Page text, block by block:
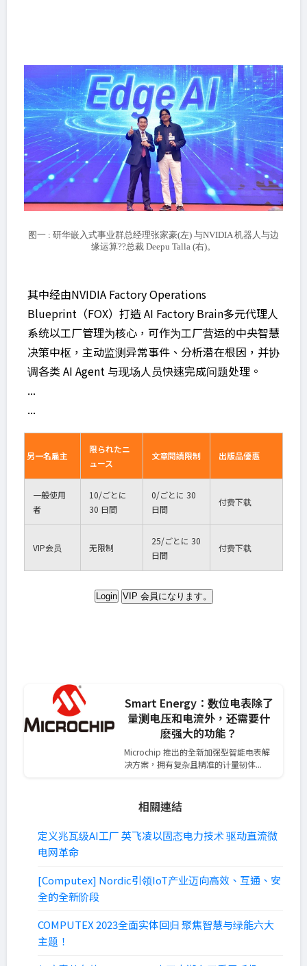
图一 : 研华嵌入式事业群总经理张家豪(左) 与NVIDIA 机器人与边
缘运算??总裁 Deepu Talla (右)。
其中经由NVIDIA Factory Operations
Blueprint（FOX）打造 AI Factory Brain多元代理人
系统以工厂管理为核心，可作为工厂营运的中央智慧
决策中枢，主动监测异常事件、分析潜在根因，并协
调各类 AI Agent 与现场人员快速完成问题处理。
...
...
另一名雇主
限られたニ
ュース
文章閱讀限制 出版品優惠
一般使用
者
10/ごとに
30 日間
0/ごとに 30
日間
付费下载
VIP会员 无限制
25/ごとに 30
日間
付费下载
Login VIP 会員になります。
Smart Energy：数位电表除了
量测电压和电流外，还需要什
麽强大的功能？
Microchip 推出的全新加强型智能电表解
决方案，拥有复杂且精准的计量韧体...
相關連結
定义兆瓦级AI工厂 英飞凌以固态电力技术 驱动直流微
电网革命
[Computex] Nordic引领IoT产业迈向高效、互通、安
全的全新阶段
COMPUTEX 2023全面实体回归 聚焦智慧与绿能六大
主题！